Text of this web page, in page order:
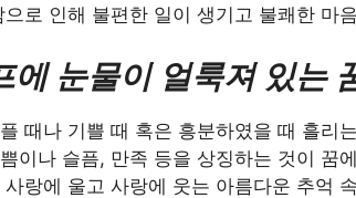
으로 인해 불편한 일이 생기고 불쾌한 마
에 눈물이 얼룩져 있는
때나 기쁠 때 혹은 흥분하였을 때 흘리
이나 슬픔, 만족 등을 상징하는 것이 꿈
사랑에 울고 사랑에 웃는 아름다운 추억